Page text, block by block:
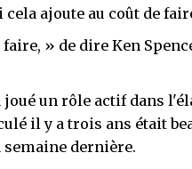
ajoute au coût de
» de dire Ken
un rôle actif dans
il y a trois ans était
dernière.